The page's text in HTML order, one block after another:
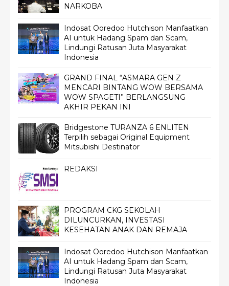
NARKOBA
Indosat Ooredoo Hutchison Manfaatkan
AI untuk Hadang Spam dan Scam,
Lindungi Ratusan Juta Masyarakat
Indonesia
GRAND FINAL “ASMARA GEN Z
MENCARI BINTANG WOW BERSAMA
WOW SPAGETI” BERLANGSUNG
AKHIR PEKAN INI
Bridgestone TURANZA 6 ENLITEN
Terpilih sebagai Original Equipment
Mitsubishi Destinator
REDAKSI
PROGRAM CKG SEKOLAH
DILUNCURKAN, INVESTASI
KESEHATAN ANAK DAN REMAJA
Indosat Ooredoo Hutchison Manfaatkan
AI untuk Hadang Spam dan Scam,
Lindungi Ratusan Juta Masyarakat
Indonesia